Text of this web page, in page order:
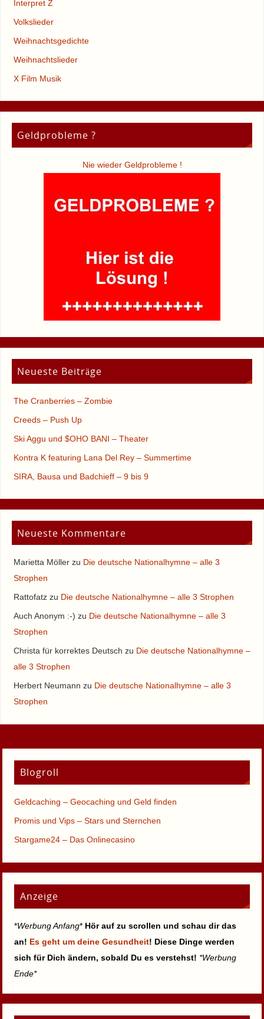
Interpret Z
Volkslieder
Weihnachtsgedichte
Weihnachtslieder
X Film Musik
Geldprobleme ?
Nie wieder Geldprobleme !
Neueste Beiträge
The Cranberries – Zombie
Creeds – Push Up
Ski Aggu und $OHO BANI – Theater
Kontra K featuring Lana Del Rey – Summertime
SIRA, Bausa und Badchieff – 9 bis 9
Neueste Kommentare
Marietta Möllerzu Die deutsche Nationalhymne – alle 3
Strophen
Rattofatzzu Die deutsche Nationalhymne – alle 3 Strophen
Auch Anonym :-) zu Die deutsche Nationalhymne – alle 3
Strophen
Christa für korrektes Deutsch zu Die deutsche Nationalhymne –
alle 3 Strophen
Herbert Neumann zu Die deutsche Nationalhymne – alle 3
Strophen
Blogroll
Geldcaching – Geocaching und Geld finden
Promis und Vips – Stars und Sternchen
Stargame24 – Das Onlinecasino
Anzeige
*Werbung Anfang* Hör auf zu scrollen und schau dir das
an! Es geht um deine Gesundheit! Diese Dinge werden
sich für Dich ändern, sobald Du es verstehst! *Werbung
Ende*